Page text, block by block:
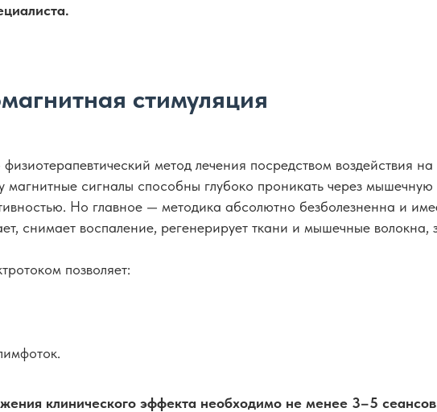
стимуляция
метод лечения посредством воздействия
сигналы способны глубоко проникать через мышечную
Но главное — методика абсолютно безболезненна и
снимает воспаление, регенерирует ткани и мышечные волокна,
позволяет:
клинического эффекта необходимо не менее 3–5